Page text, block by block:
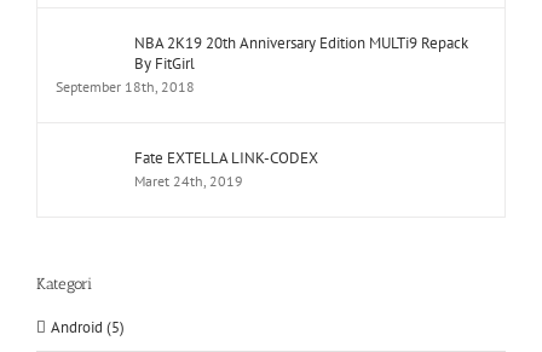
NBA 2K19 20th Anniversary Edition MULTi9 Repack
By FitGirl
September 18th, 2018
Fate EXTELLA LINK-CODEX
Maret 24th, 2019
Kategori
Android (5)